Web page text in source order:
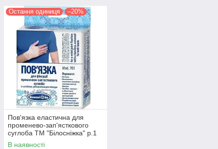
Остання одиниця –20%
Пов'язка еластична для
променево-зап'ясткового
суглоба ТМ "Білосніжка" р.1
(15-16см)
В наявності